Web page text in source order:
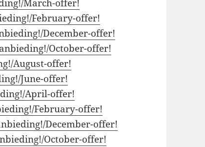
March-offer!
February-offer!
December-offer!
October-offer!
August-offer!
June-offer!
April-offer!
February-offer!
December-offer!
October-offer!